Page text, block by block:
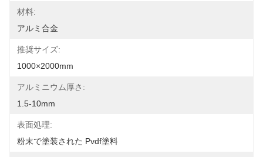
材料:
アルミ合金
推奨サイズ:
1000×2000mm
アルミニウム厚さ:
1.5-10mm
表面処理:
粉末で塗装された Pvdf塗料